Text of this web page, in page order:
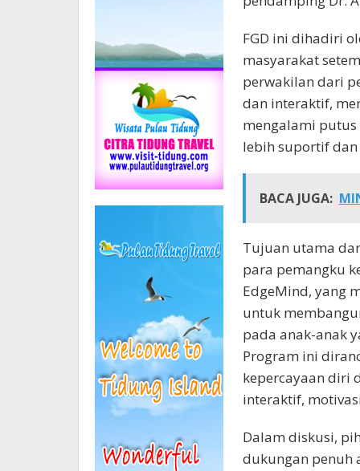
FGD ini dihadiri
masyarakat
perwakilan dari
dan interaktif,
mengalami putus
lebih suportif
BACA JUGA:
Tujuan utama
para pemangku
EdgeMind, yang
untuk
pada anak-anak
Program ini
kepercayaan diri
interaktif,
Dalam diskusi,
dukungan penuh